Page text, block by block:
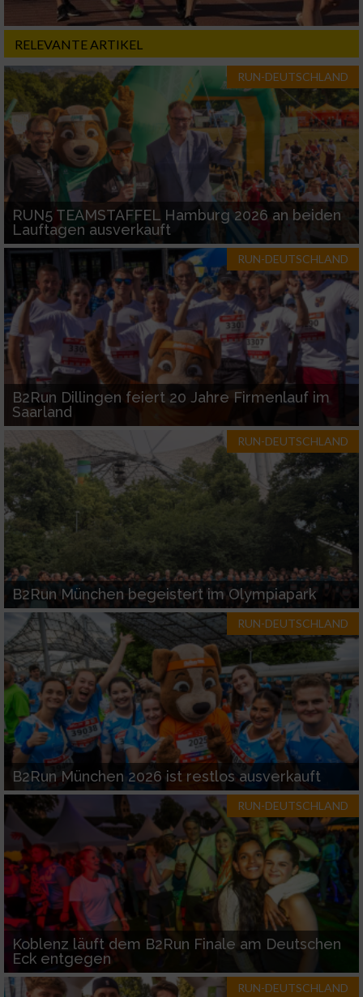
RELEVANTE ARTIKEL
RUN-DEUTSCHLAND
RUN5 TEAMSTAFFEL Hamburg 2026 an beiden
Lauftagen ausverkauft
RUN-DEUTSCHLAND
B2Run Dillingen feiert 20 Jahre Firmenlauf im
Saarland
RUN-DEUTSCHLAND
B2Run München begeistert im Olympiapark
RUN-DEUTSCHLAND
B2Run München 2026 ist restlos ausverkauft
RUN-DEUTSCHLAND
Koblenz läuft dem B2Run Finale am Deutschen
Eck entgegen
RUN-DEUTSCHLAND
Notwendig
Performance
Funktional
Werbung